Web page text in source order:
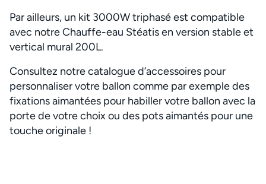
Par ailleurs, un kit 3000W triphasé est compatible
avec notre Chauffe-eau Stéatis en version stable et
vertical mural 200L.
Consultez notre catalogue d’accessoires pour
personnaliser votre ballon comme par exemple des
fixations aimantées pour habiller votre ballon avec la
porte de votre choix ou des pots aimantés pour une
touche originale !